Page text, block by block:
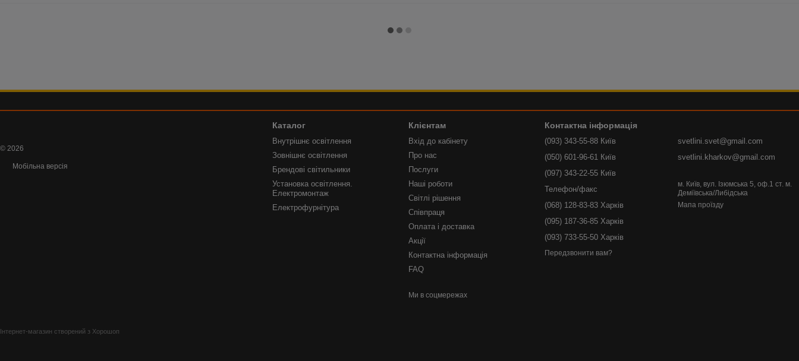
© 2026
Мобільна версія
Інтернет-магазин створений з Хорошоп
Каталог
Внутрішнє освітлення
Зовнішнє освітлення
Брендові світильники
Установка освітлення.
Електромонтаж
Електрофурнітура
Клієнтам
Вхід до кабінету
Про нас
Послуги
Наші роботи
Світлі рішення
Співпраця
Оплата і доставка
Акції
Контактна інформація
FAQ
Ми в соцмережах
Контактна інформація
(093) 343-55-88 Київ
(050) 601-96-61 Київ
(097) 343-22-55 Київ
Телефон/факс
(068) 128-83-83 Харків
(095) 187-36-85 Харків
(093) 733-55-50 Харків
Передзвонити вам?
svetlini.svet@gmail.com
svetlini.kharkov@gmail.com
м. Київ, вул. Ізюмська 5, оф.1 ст. м.
Деміївська/Либідська
Мапа проїзду